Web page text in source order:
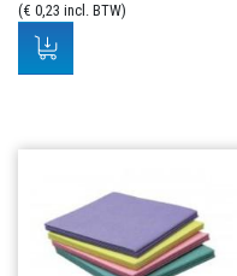
(€ 0,23 incl. BTW)